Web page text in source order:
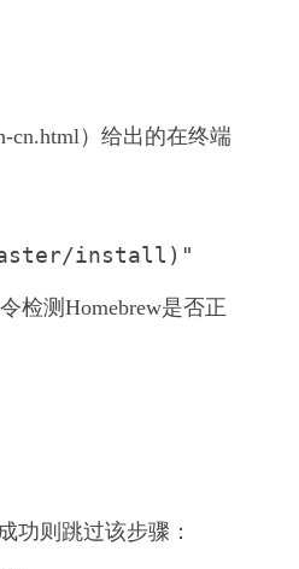
cn.html）给出的在终端
install)"
检测Homebrew是否正
功则跳过该步骤：